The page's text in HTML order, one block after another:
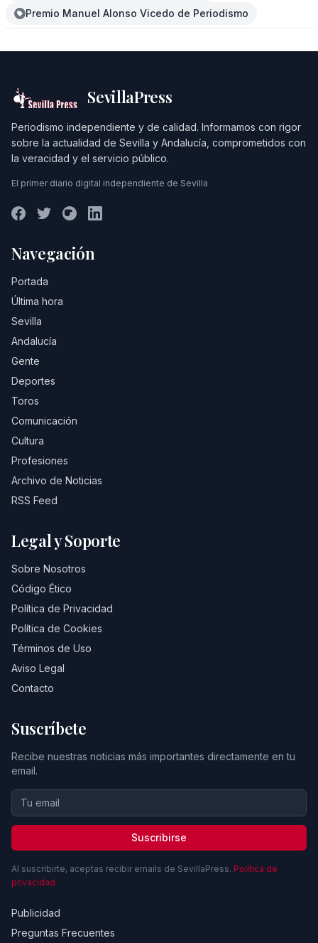
Premio Manuel Alonso Vicedo de Periodismo
SevillaPress
Periodismo independiente y de calidad. Informamos con rigor
sobre la actualidad de Sevilla y Andalucía, comprometidos con
la veracidad y el servicio público.
El primer diario digital independiente de Sevilla
Navegación
Portada
Última hora
Sevilla
Andalucía
Gente
Deportes
Toros
Comunicación
Cultura
Profesiones
Archivo de Noticias
RSS Feed
Legal y Soporte
Sobre Nosotros
Código Ético
Política de Privacidad
Política de Cookies
Términos de Uso
Aviso Legal
Contacto
Suscríbete
Recibe nuestras noticias más importantes directamente en tu
email.
Suscribirse
Al suscribirte, aceptas recibir emails de SevillaPress. Política de
privacidad
Publicidad
Preguntas Frecuentes